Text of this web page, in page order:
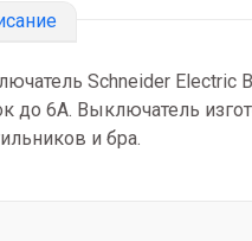
Schneider Electric
до 6А. Выключатель
и бра.